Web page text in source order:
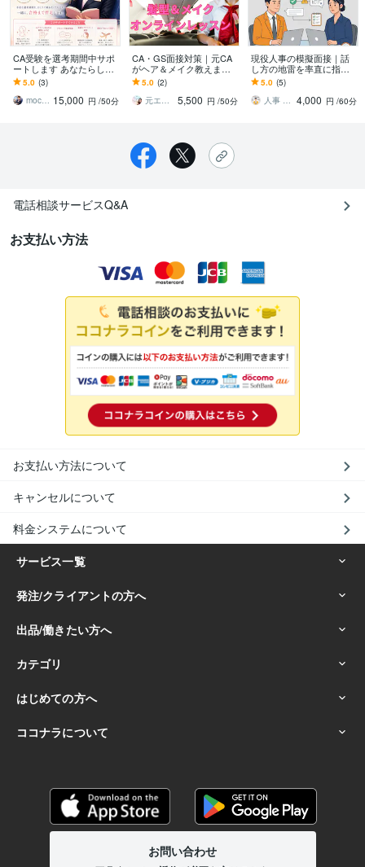
CA受験を選考期間中サポ
ートします あなたらしい
回答を一緒に作る伴走サ
ポート(5回面接＋相談)
5.0 (3)
mochu_ca 15,000 円 /50分
CA・GS面接対策｜元CA
がヘア＆メイク教えます
第一印象で合格を勝ち取
る！元CA直伝の印象UP術
5.0 (2)
元エミレーツCA Mina
5,500 円 /50分
現役人事の模擬面接｜話
し方の地雷を率直に指摘
します 内容はあるの
に、“話し方・構造”で損し
ているあなたへ
5.0 (5)
人事 シロガネ 4,000 円 /60分
電話相談サービスQ&A
お支払い方法
お支払い方法について
キャンセルについて
料金システムについて